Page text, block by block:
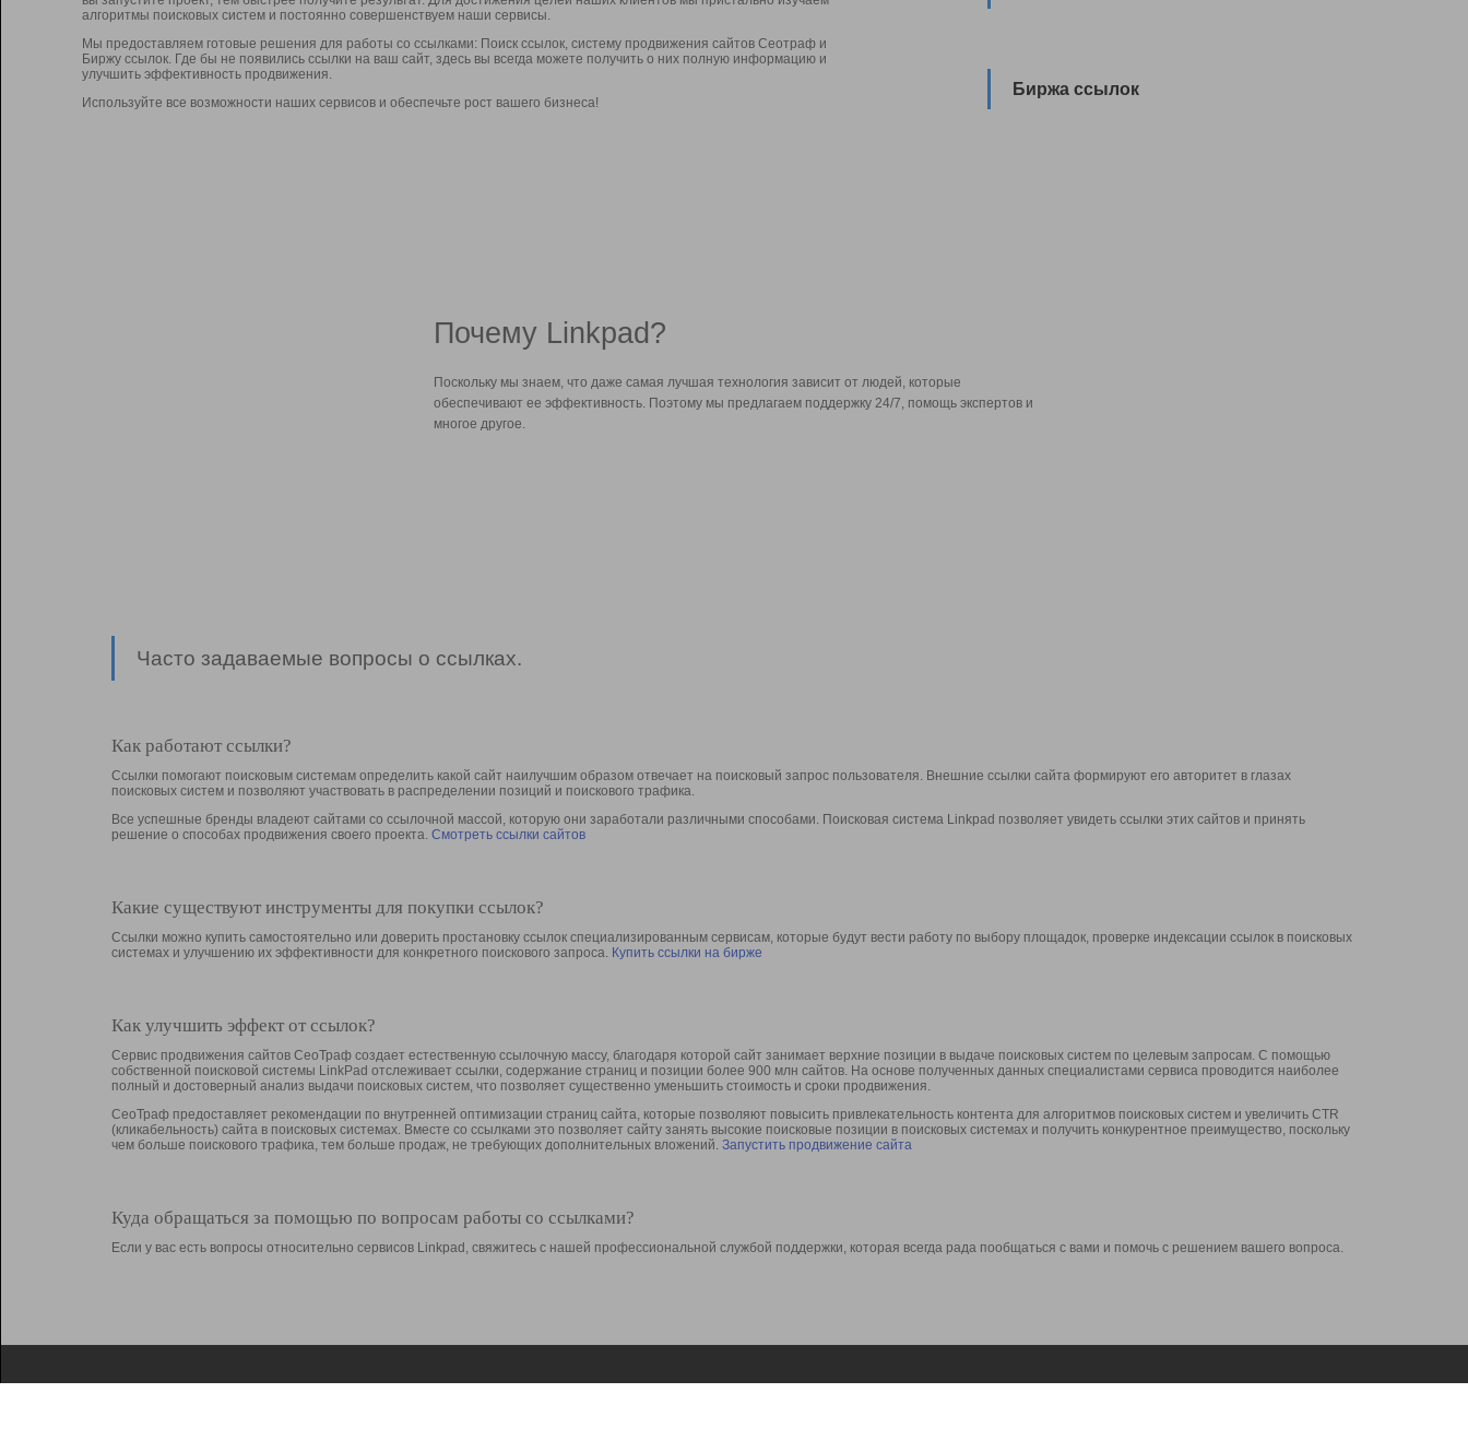
алгоритмы поисковых систем и постоянно совершенствуем наши сервисы.
Мы предоставляем готовые решения для работы со ссылками: Поиск ссылок, систему продвижения сайтов Сеотраф и
Биржу ссылок. Где бы не появились ссылки на ваш сайт, здесь вы всегда можете получить о них полную информацию и
улучшить эффективность продвижения.
Используйте все возможности наших сервисов и обеспечьте рост вашего бизнеса!
Биржа ссылок
Почему Linkpad?
Поскольку мы знаем, что даже самая лучшая технология зависит от людей, которые
обеспечивают ее эффективность. Поэтому мы предлагаем поддержку 24/7, помощь экспертов и
многое другое.
Часто задаваемые вопросы о ссылках.
Как работают ссылки?
Ссылки помогают поисковым системам определить какой сайт наилучшим образом отвечает на поисковый запрос пользователя. Внешние ссылки сайта формируют его авторитет в глазах
поисковых систем и позволяют участвовать в раcпределении позиций и поискового трафика.
Все успешные бренды владеют сайтами со ссылочной массой, которую они заработали различными способами. Поисковая система Linkpad позволяет увидеть ссылки этих сайтов и принять
решение о способах продвижения своего проекта. Смотреть ссылки сайтов
Какие существуют инструменты для покупки ссылок?
Ссылки можно купить самостоятельно или доверить простановку ссылок специализированным сервисам, которые будут вести работу по выбору площадок, проверке индексации ссылок в поисковых
системах и улучшению их эффективности для конкретного поискового запроса. Купить ссылки на бирже
Как улучшить эффект от ссылок?
Сервис продвижения сайтов СеоТраф создает естественную ссылочную массу, благодаря которой сайт занимает верхние позиции в выдаче поисковых систем по целевым запросам. С помощью
собственной поисковой системы LinkPad отслеживает ссылки, содержание страниц и позиции более 900 млн сайтов. На основе полученных данных специалистами сервиса проводится наиболее
полный и достоверный анализ выдачи поисковых систем, что позволяет существенно уменьшить стоимость и сроки продвижения.
СеоТраф предоставляет рекомендации по внутренней оптимизации страниц сайта, которые позволяют повысить привлекательность контента для алгоритмов поисковых систем и увеличить CTR
(кликабельность) сайта в поисковых системах. Вместе со ссылками это позволяет сайту занять высокие поисковые позиции в поисковых системах и получить конкурентное преимущество, поскольку
чем больше поискового трафика, тем больше продаж, не требующих дополнительных вложений. Запустить продвижение сайта
Куда обращаться за помощью по вопросам работы со ссылками?
Если у вас есть вопросы относительно сервисов Linkpad, свяжитесь с нашей профессиональной службой поддержки, которая всегда рада пообщаться с вами и помочь с решением вашего вопроса.